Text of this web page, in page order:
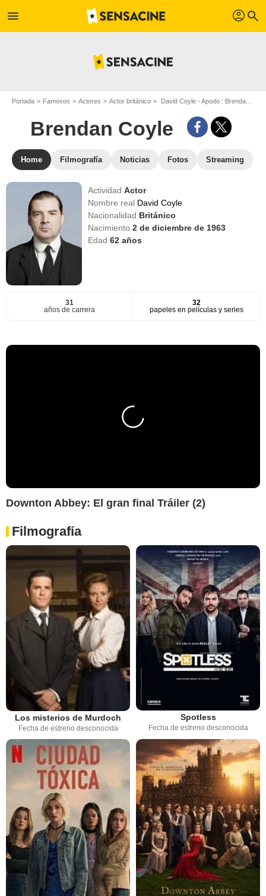
menu profil search
Portada Famosos Actores Actor británico David Coyle - Apodo : Brendan Coyle
Brendan Coyle
Home Filmografía Noticias Fotos Streaming
ActividadActor
Nombre real David Coyle
Nacionalidad Británico
Nacimiento2 de diciembre de 1963
Edad62 años
31
años de carrera
32
papeles en películas y series
Downton Abbey: El gran final Tráiler (2)
Filmografía
Los misterios de Murdoch
Fecha de estreno desconocida
Spotless
Fecha de estreno desconocida